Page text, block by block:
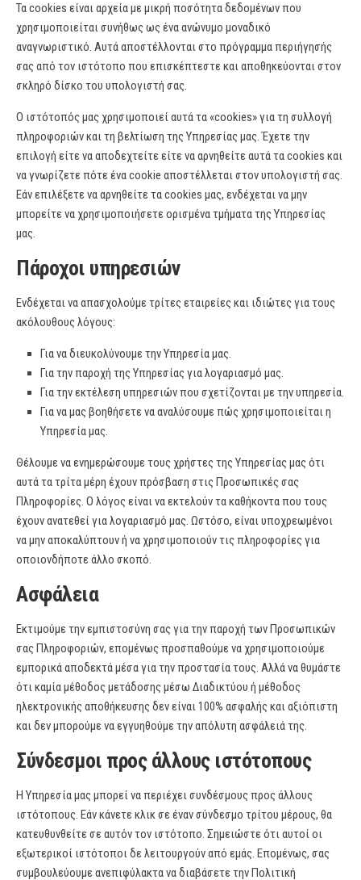
Τα cookies είναι αρχεία με μικρή ποσότητα δεδομένων που
χρησιμοποιείται συνήθως ως ένα ανώνυμο μοναδικό
αναγνωριστικό. Αυτά αποστέλλονται στο πρόγραμμα περιήγησής
σας από τον ιστότοπο που επισκέπτεστε και αποθηκεύονται στον
σκληρό δίσκο του υπολογιστή σας.
Ο ιστότοπός μας χρησιμοποιεί αυτά τα «cookies» για τη συλλογή
πληροφοριών και τη βελτίωση της Υπηρεσίας μας. Έχετε την
επιλογή είτε να αποδεχτείτε είτε να αρνηθείτε αυτά τα cookies και
να γνωρίζετε πότε ένα cookie αποστέλλεται στον υπολογιστή σας.
Εάν επιλέξετε να αρνηθείτε τα cookies μας, ενδέχεται να μην
μπορείτε να χρησιμοποιήσετε ορισμένα τμήματα της Υπηρεσίας
μας.
Πάροχοι υπηρεσιών
Ενδέχεται να απασχολούμε τρίτες εταιρείες και ιδιώτες για τους
ακόλουθους λόγους:
Για να διευκολύνουμε την Υπηρεσία μας.
Για την παροχή της Υπηρεσίας για λογαριασμό μας.
Για την εκτέλεση υπηρεσιών που σχετίζονται με την υπηρεσία.
Για να μας βοηθήσετε να αναλύσουμε πώς χρησιμοποιείται η
Υπηρεσία μας.
Θέλουμε να ενημερώσουμε τους χρήστες της Υπηρεσίας μας ότι
αυτά τα τρίτα μέρη έχουν πρόσβαση στις Προσωπικές σας
Πληροφορίες. Ο λόγος είναι να εκτελούν τα καθήκοντα που τους
έχουν ανατεθεί για λογαριασμό μας. Ωστόσο, είναι υποχρεωμένοι
να μην αποκαλύπτουν ή να χρησιμοποιούν τις πληροφορίες για
οποιονδήποτε άλλο σκοπό.
Ασφάλεια
Εκτιμούμε την εμπιστοσύνη σας για την παροχή των Προσωπικών
σας Πληροφοριών, επομένως προσπαθούμε να χρησιμοποιούμε
εμπορικά αποδεκτά μέσα για την προστασία τους. Αλλά να θυμάστε
ότι καμία μέθοδος μετάδοσης μέσω Διαδικτύου ή μέθοδος
ηλεκτρονικής αποθήκευσης δεν είναι 100% ασφαλής και αξιόπιστη
και δεν μπορούμε να εγγυηθούμε την απόλυτη ασφάλειά της.
Σύνδεσμοι προς άλλους ιστότοπους
Η Υπηρεσία μας μπορεί να περιέχει συνδέσμους προς άλλους
ιστότοπους. Εάν κάνετε κλικ σε έναν σύνδεσμο τρίτου μέρους, θα
κατευθυνθείτε σε αυτόν τον ιστότοπο. Σημειώστε ότι αυτοί οι
εξωτερικοί ιστότοποι δε λειτουργούν από εμάς. Επομένως, σας
συμβουλεύουμε ανεπιφύλακτα να διαβάσετε την Πολιτική